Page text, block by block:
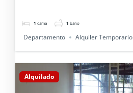
1 cama 1 baño
Departamento Alquiler Temporario
Alquilado